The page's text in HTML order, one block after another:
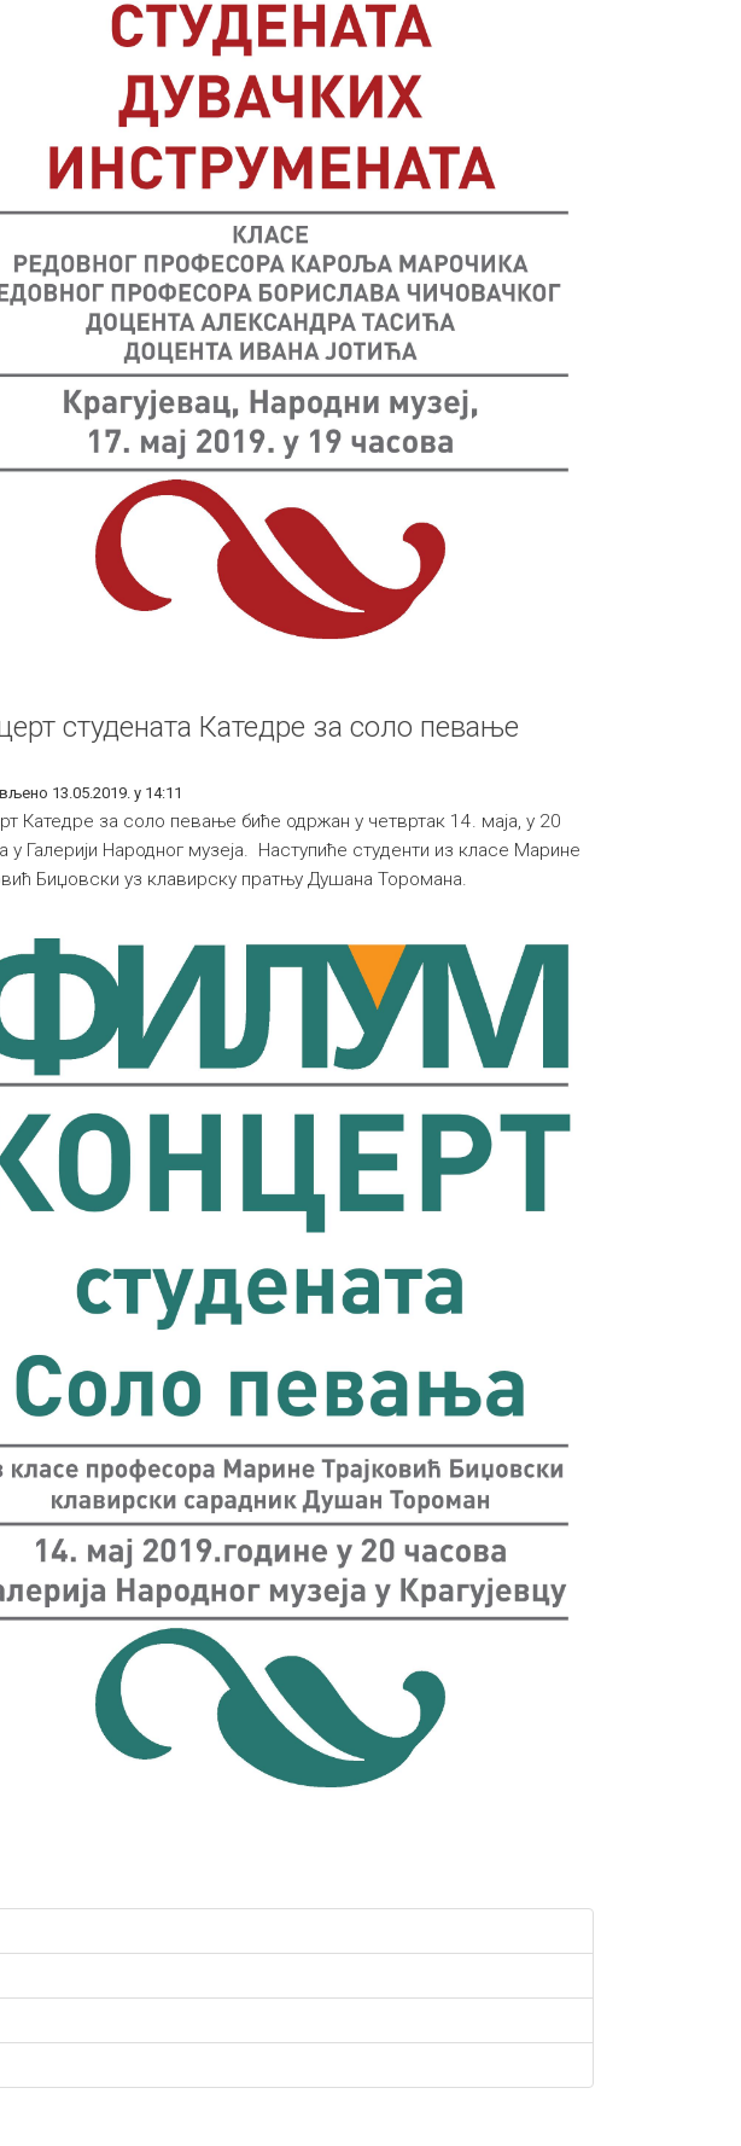
студената Катедре за соло певање
13.05.2019. у 14:11
Катедре за соло певање биће одржан у четвртак 14. маја, у 20
у Галерији Народног музеја. Наступиће студенти из класе Марине
Биџовски уз клавирску пратњу Душана Торомана.